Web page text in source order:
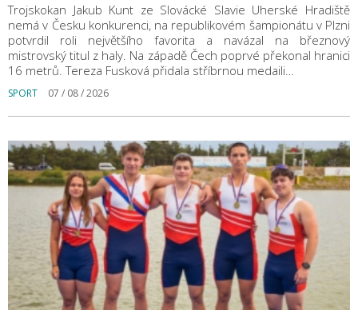
Trojskokan Jakub Kunt ze Slovácké Slavie Uherské Hradiště
nemá v Česku konkurenci, na republikovém šampionátu v Plzni
potvrdil roli největšího favorita a navázal na březnový
mistrovský titul z haly. Na západě Čech poprvé překonal hranici
16 metrů. Tereza Fusková přidala stříbrnou medaili…
SPORT 07 / 08 / 2026